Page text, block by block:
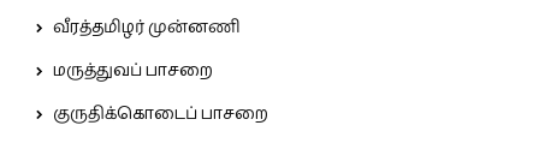
வீரத்தமிழர் முன்னணி
மருத்துவப் பாசறை
குருதிக்கொடைப் பாசறை